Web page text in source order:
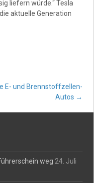
liefern würde.“ Tesla
aktuelle Generation
E- und Brennstoffzellen-
Autos →
weg 24. Juli